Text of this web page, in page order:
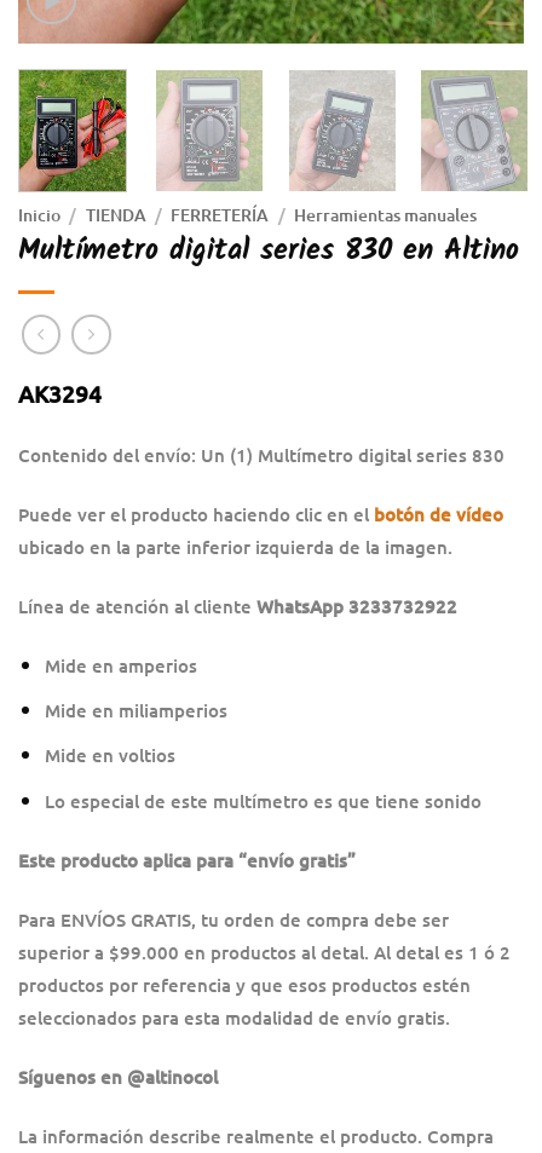
Inicio / TIENDA / FERRETERÍA / Herramientas manuales
Multímetro digital series 830 en Altino
AK3294
Contenido del envío: Un (1) Multímetro digital series 830
Puede ver el producto haciendo clic en el botón de vídeo
ubicado en la parte inferior izquierda de la imagen.
Línea de atención al cliente WhatsApp 3233732922
Mide en amperios
Mide en miliamperios
Mide en voltios
Lo especial de este multímetro es que tiene sonido
Este producto aplica para “envío gratis”
Para ENVÍOS GRATIS, tu orden de compra debe ser
superior a $99.000 en productos al detal. Al detal es 1 ó 2
productos por referencia y que esos productos estén
seleccionados para esta modalidad de envío gratis.
Síguenos en @altinocol
La información describe realmente el producto. Compra